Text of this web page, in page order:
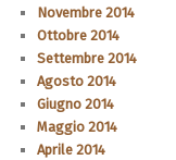
Novembre 2014
Ottobre 2014
Settembre 2014
Agosto 2014
Giugno 2014
Maggio 2014
Aprile 2014